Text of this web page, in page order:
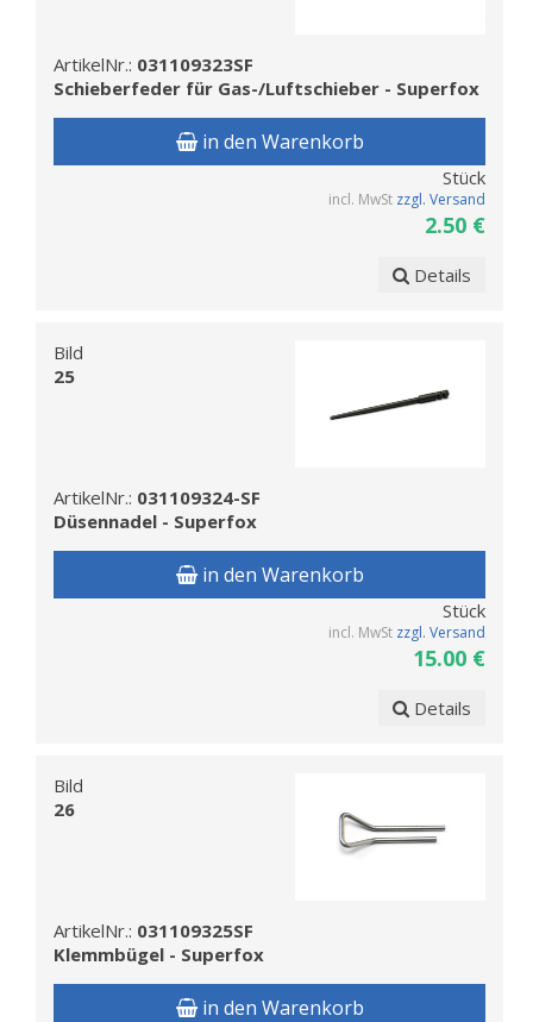
ArtikelNr.: 031109323SF
Schieberfeder für Gas-/Luftschieber - Superfox
in den Warenkorb
Stück
incl. MwSt zzgl. Versand
2.50 €
Details
Bild
25
ArtikelNr.: 031109324-SF
Düsennadel - Superfox
in den Warenkorb
Stück
incl. MwSt zzgl. Versand
15.00 €
Details
Bild
26
ArtikelNr.: 031109325SF
Klemmbügel - Superfox
in den Warenkorb